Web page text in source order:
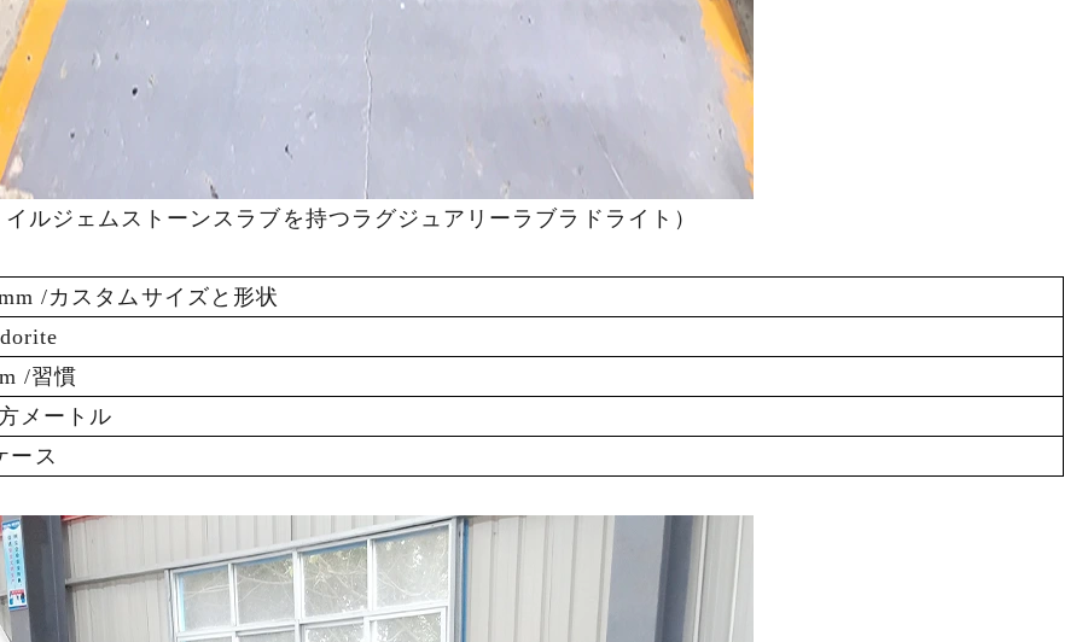
ルジェムストーンスラブを持つラグジュアリーラブラドライト）
/カスタムサイズと形状
/習慣
メートル
ース